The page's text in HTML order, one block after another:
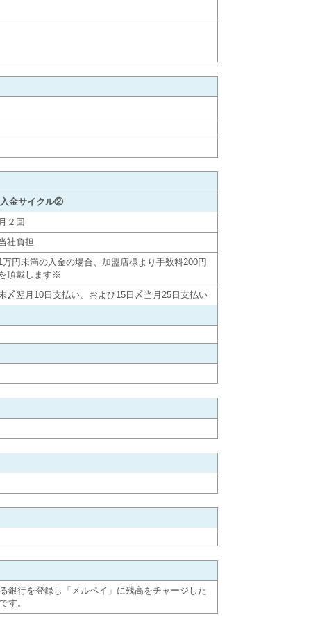
入金サイクル②
２回
社負担
万円未満の入金の場合、加盟店様より手数料200円
頂戴します※
〆翌月10日支払い、および15日〆当月25日支払い
銀行を登録し「メルペイ」に残高をチャージした
す。